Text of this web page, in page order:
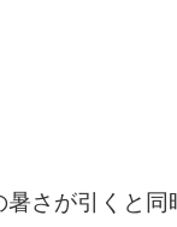
さが引くと同